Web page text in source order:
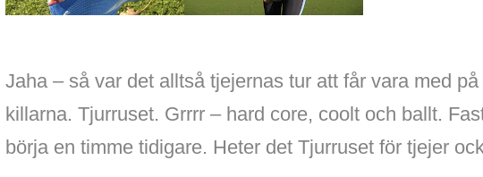
Jaha – så var det alltså tjejernas tur att får vara med
killarna. Tjurruset. Grrrr – hard core, coolt och ballt.
börja en timme tidigare. Heter det Tjurruset för tjejer